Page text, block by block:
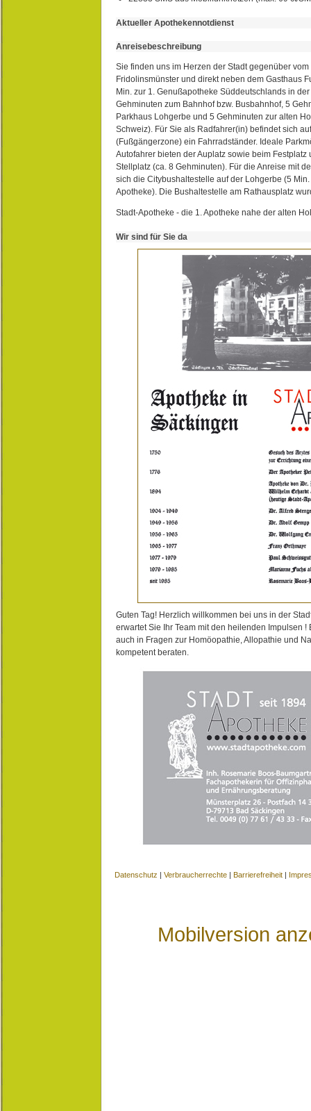
Aktueller Apothekennotdienst
Anreisebeschreibung
Sie finden uns im Herzen der Stadt gegenüber
Fridolinsmünster und direkt neben dem Gasthaus
Min. zur 1. Genußapotheke Süddeutschlands in
Gehminuten zum Bahnhof bzw. Busbahnhof, 5
Parkhaus Lohgerbe und 5 Gehminuten zur alten
Schweiz). Für Sie als Radfahrer(in) befindet sich
(Fußgängerzone) ein Fahrradständer. Ideale
Autofahrer bieten der Auplatz sowie beim Festplatz
Stellplatz (ca. 8 Gehminuten). Für die Anreise mit
sich die Citybushaltestelle auf der Lohgerbe (5
Apotheke). Die Bushaltestelle am Rathausplatz
Stadt-Apotheke - die 1. Apotheke nahe der alten
Wir sind für Sie da
Guten Tag! Herzlich willkommen bei uns in der
erwartet Sie Ihr Team mit den heilenden Impulsen !
auch in Fragen zur Homöopathie, Allopathie und
kompetent beraten.
Datenschutz | Verbraucherrechte | Barrierefreiheit |
Mobilversion